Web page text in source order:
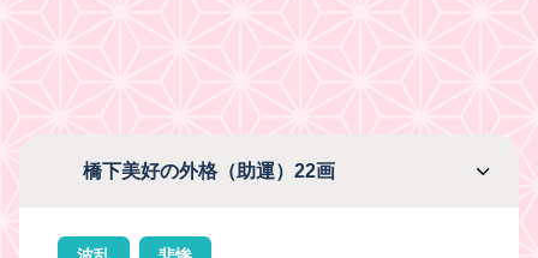
橋下美好の外格（助運）22画